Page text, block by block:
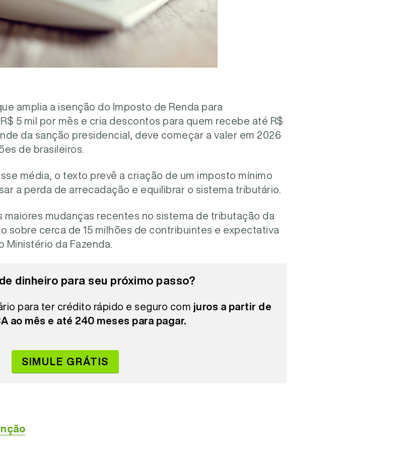
amplia a isenção do Imposto de Renda para
5 mil por mês e cria descontos para quem recebe até R$
da sanção presidencial, deve começar a valer em 2026
de brasileiros.
média, o texto prevê a criação de um imposto mínimo
a perda de arrecadação e equilibrar o sistema tributário.
maiores mudanças recentes no sistema de tributação da
sobre cerca de 15 milhões de contribuintes e expectativa
da Fazenda.
dinheiro para seu próximo passo?
para ter crédito rápido e seguro com juros a partir de
ao mês e até 240 meses para pagar.
SIMULE GRÁTIS